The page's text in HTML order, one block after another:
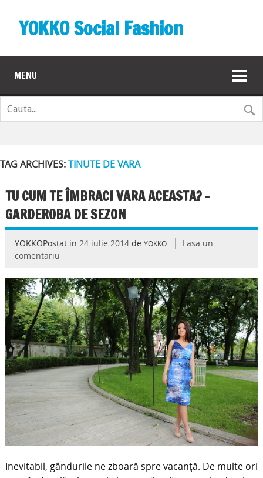
YOKKO Social Fashion
MENU
TAG ARCHIVES:TINUTE DE VARA
TU CUM TE ÎMBRACI VARA ACEASTA? –
GARDEROBA DE SEZON
YOKKOPostat in 24 iulie 2014de YOKKO
Lasa un
comentariu
Inevitabil, gândurile ne zboară spre vacanţă. De multe ori